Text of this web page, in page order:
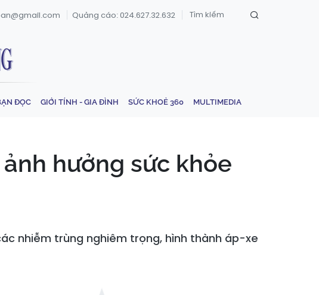
Quảng cáo: 024.627.32.632
ĐỌC GIỚI TÍNH - GIA ĐÌNH SỨC KHOẺ 360 MULTIMEDIA
hưởng sức khỏe
nhiễm trùng nghiêm trọng, hình thành áp-xe